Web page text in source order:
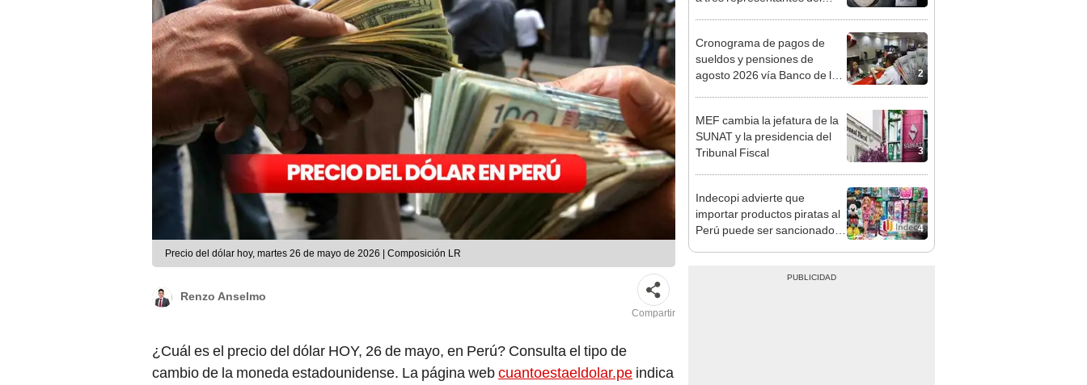
Precio del dólar hoy, martes 26 de mayo de 2026 | Composición LR
Renzo Anselmo
Compartir
¿Cuál es el precio del dólar HOY, 26 de mayo, en Perú? Consulta el tipo de
cambio de la moneda estadounidense. La página webcuantoestaeldolar.pe indica
2
Cronograma de pagos de
sueldos y pensiones de
agosto 2026 vía Banco de la
3
MEF cambia la jefatura de la
SUNAT y la presidencia del
Tribunal Fiscal
4
Indecopi advierte que
importar productos piratas al
Perú puede ser sancionado